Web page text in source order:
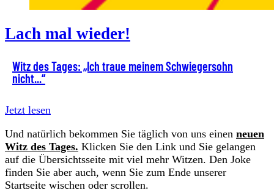
Lach mal wieder!
Witz des Tages: „Ich traue meinem Schwiegersohn
nicht...“
Jetzt lesen
Und natürlich bekommen Sie täglich von uns einen neuen
Witz des Tages. Klicken Sie den Link und Sie gelangen
auf die Übersichtsseite mit viel mehr Witzen. Den Joke
finden Sie aber auch, wenn Sie zum Ende unserer
Startseite wischen oder scrollen.